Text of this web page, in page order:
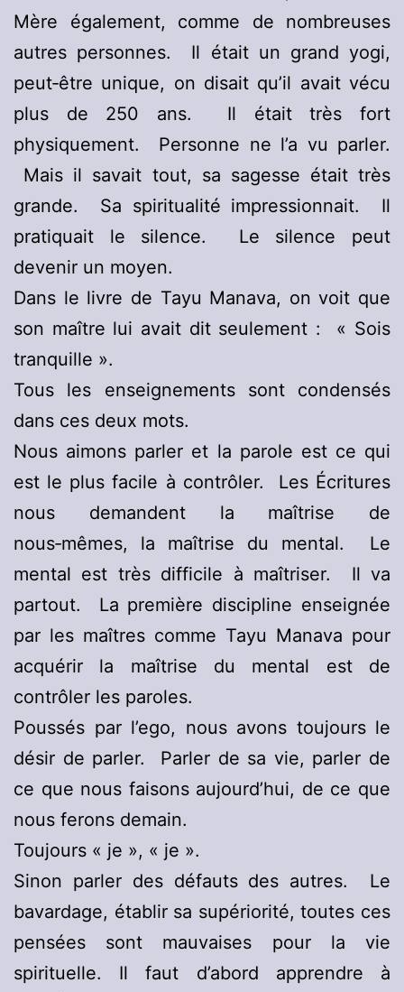
Mère également, comme de nombreuses
autres personnes. Il était un grand yogi,
peut‑être unique, on disait qu’il avait vécu
plus de 250 ans. Il était très fort
physiquement. Personne ne l’a vu parler.
Mais il savait tout, sa sagesse était très
grande. Sa spiritualité impressionnait. Il
pratiquait le silence. Le silence peut
devenir un moyen.
Dans le livre de Tayu Manava, on voit que
son maître lui avait dit seulement : « Sois
tranquille ».
Tous les enseignements sont condensés
dans ces deux mots.
Nous aimons parler et la parole est ce qui
est le plus facile à contrôler. Les Écritures
nous demandent la maîtrise de
nous‑mêmes, la maîtrise du mental. Le
mental est très difficile à maîtriser. Il va
partout. La première discipline enseignée
par les maîtres comme Tayu Manava pour
acquérir la maîtrise du mental est de
contrôler les paroles.
Poussés par l’ego, nous avons toujours le
désir de parler. Parler de sa vie, parler de
ce que nous faisons aujourd’hui, de ce que
nous ferons demain.
Toujours « je », « je ».
Sinon parler des défauts des autres. Le
bavardage, établir sa supériorité, toutes ces
pensées sont mauvaises pour la vie
spirituelle. Il faut d’abord apprendre à